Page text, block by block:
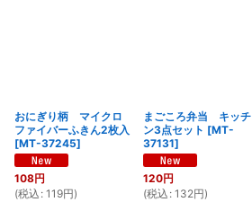
おにぎり柄 マイクロ
ファイバーふきん2枚入
[MT-37245]
108円
(税込 : 119円)
まごころ弁当 キッチ
ン3点セット [MT-
37131]
120円
(税込 : 132円)